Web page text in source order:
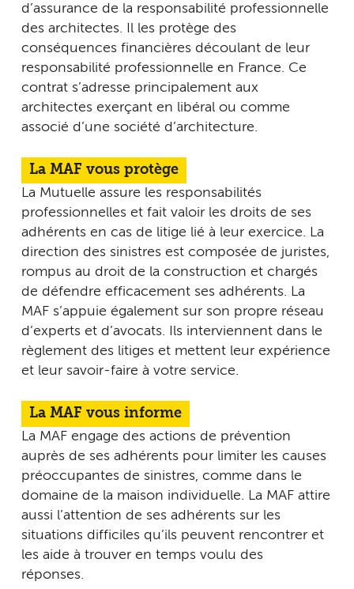
d’assurance de la responsabilité professionnelle
des architectes. Il les protège des
conséquences financières découlant de leur
responsabilité professionnelle en France. Ce
contrat s’adresse principalement aux
architectes exerçant en libéral ou comme
associé d’une société d’architecture.
La MAF vous protège
La Mutuelle assure les responsabilités
professionnelles et fait valoir les droits de ses
adhérents en cas de litige lié à leur exercice. La
direction des sinistres est composée de juristes,
rompus au droit de la construction et chargés
de défendre efficacement ses adhérents. La
MAF s’appuie également sur son propre réseau
d’experts et d’avocats. Ils interviennent dans le
règlement des litiges et mettent leur expérience
et leur savoir-faire à votre service.
La MAF vous informe
La MAF engage des actions de prévention
auprès de ses adhérents pour limiter les causes
préoccupantes de sinistres, comme dans le
domaine de la maison individuelle. La MAF attire
aussi l’attention de ses adhérents sur les
situations difficiles qu’ils peuvent rencontrer et
les aide à trouver en temps voulu des
réponses.